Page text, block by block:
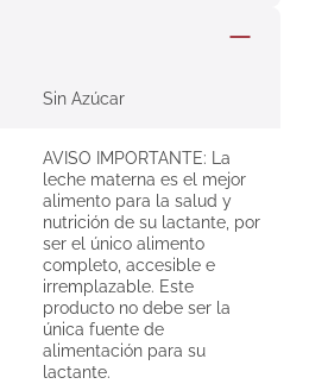
Sin Azúcar
AVISO IMPORTANTE: La
leche materna es el mejor
alimento para la salud y
nutrición de su lactante, por
ser el único alimento
completo, accesible e
irremplazable. Este
producto no debe ser la
única fuente de
alimentación para su
lactante.